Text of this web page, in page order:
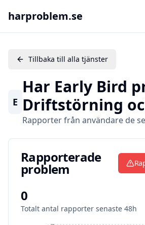
harproblem.se
Tillbaka till alla tjänster
E
Har Early Bird
Driftstörning
Rapporter från användare de
Rapporterade problem
Rapporterade
problem
0
Totalt antal rapporter senaste 48h